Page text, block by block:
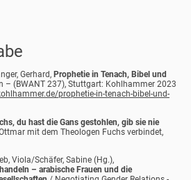
Gerhard, Prophetie in Tenach, Bibel und
– (BWANT 237), Stuttgart: Kohlhammer 2023
prophetie-in-tenach-bibel-und-
du hast die Gans gestohlen, gib sie nie
mit dem Theologen Fuchs verbindet,
Viola/Schäfer, Sabine (Hg.),
– arabische Frauen und die